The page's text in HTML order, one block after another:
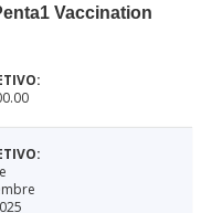
Vaccination